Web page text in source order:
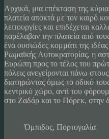
Αρχικά, μια επέκταση της
πλατεία αποκτά με τον καιρό
λειτουργίες και επιδέχεται
παρέλαβαν την πλατεία από
ένα ουσιώδες κομμάτι της
Ρωμαϊκής Αυτοκρατορίας, η
Ευρώπη προς το τέλος του
πόλεις ανεγείρονται πάνω
διατηρώντας όμως το οδικό
κεντρικό χώρο, αντί του
στο Ζαδάρ και το Πόρεκ, στην
Όμπιδος, Πορτογαλία